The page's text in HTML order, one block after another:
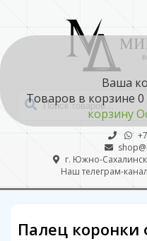
Ваша
Товаров в корзине 0
корзину
г. Южно-
Наш телеграм-канал
Палец коронки